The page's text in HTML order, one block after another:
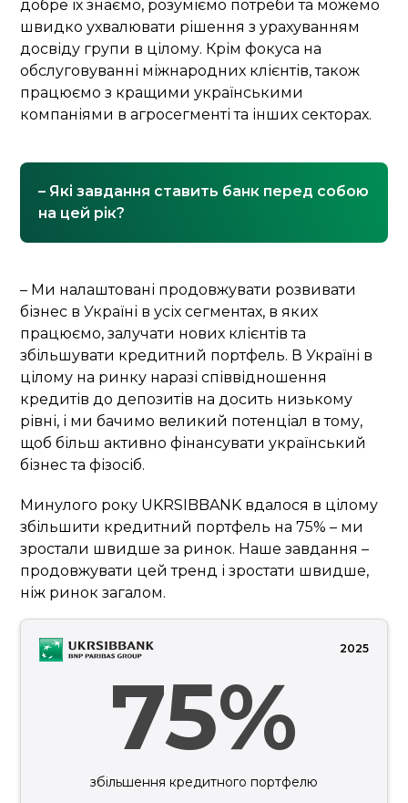
добре їх знаємо, розуміємо потреби та можемо
швидко ухвалювати рішення з урахуванням
досвіду групи в цілому. Крім фокуса на
обслуговуванні міжнародних клієнтів, також
працюємо з кращими українськими
компаніями в агросегменті та інших секторах.
– Які завдання ставить банк перед собою
на цей рік?
– Ми налаштовані продовжувати розвивати
бізнес в Україні в усіх сегментах, в яких
працюємо, залучати нових клієнтів та
збільшувати кредитний портфель. В Україні в
цілому на ринку наразі співвідношення
кредитів до депозитів на досить низькому
рівні, і ми бачимо великий потенціал в тому,
щоб більш активно фінансувати український
бізнес та фізосіб.
Минулого року UKRSIBBANK вдалося в цілому
збільшити кредитний портфель на 75% – ми
зростали швидше за ринок. Наше завдання –
продовжувати цей тренд і зростати швидше,
ніж ринок загалом.
2025
75%
збільшення кредитного портфелю